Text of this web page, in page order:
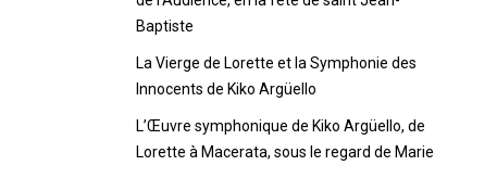
Baptiste
La Vierge de Lorette et la Symphonie des
Innocents de Kiko Argüello
L’Œuvre symphonique de Kiko Argüello, de
Lorette à Macerata, sous le regard de Marie